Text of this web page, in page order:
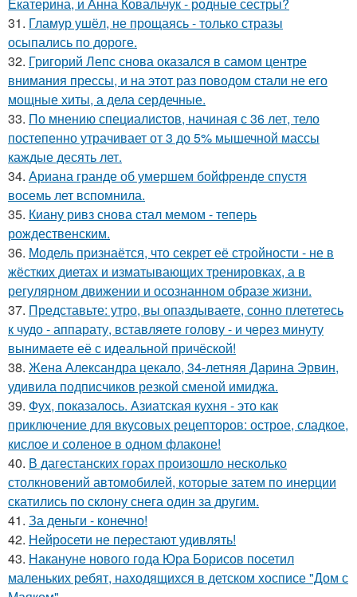
31. Гламур ушёл, не прощаясь - только стразы
осыпались по дороге.
32. Григорий Лепс снова оказался в самом центре
внимания прессы, и на этот раз поводом стали не его
мощные хиты, а дела сердечные.
33. По мнению специалистов, начиная с 36 лет, тело
постепенно утрачивает от 3 до 5% мышечной массы
каждые десять лет.
34. Ариана гранде об умершем бойфренде спустя
восемь лет вспомнила.
35. Киану ривз снова стал мемом - теперь
рождественским.
36. Модель признаётся, что секрет её стройности - не в
жёстких диетах и изматывающих тренировках, а в
регулярном движении и осознанном образе жизни.
37. Представьте: утро, вы опаздываете, сонно плететесь
к чудо - аппарату, вставляете голову - и через минуту
вынимаете её с идеальной причёской!
38. Жена Александра цекало, 34-летняя Дарина Эрвин,
удивила подписчиков резкой сменой имиджа.
39. Фух, показалось. Азиатская кухня - это как
приключение для вкусовых рецепторов: острое, сладкое,
кислое и соленое в одном флаконе!
40. В дагестанских горах произошло несколько
столкновений автомобилей, которые затем по инерции
скатились по склону снега один за другим.
41. За деньги - конечно!
42. Нейросети не перестают удивлять!
43. Накануне нового года Юра Борисов посетил
маленьких ребят, находящихся в детском хосписе "Дом с